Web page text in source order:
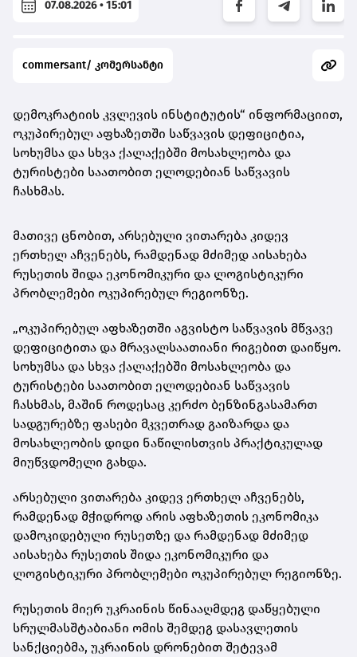
07.08.2026 • 15:01
commersant/ კომერსანტი
დემოკრატიის კვლევის ინსტიტუტის“ ინფორმაციით,
ოკუპირებულ აფხაზეთში საწვავის დეფიციტია,
სოხუმსა და სხვა ქალაქებში მოსახლეობა და
ტურისტები საათობით ელოდებიან საწვავის
ჩასხმას.
მათივე ცნობით, არსებული ვითარება კიდევ
ერთხელ აჩვენებს, რამდენად მძიმედ აისახება
რუსეთის შიდა ეკონომიკური და ლოგისტიკური
პრობლემები ოკუპირებულ რეგიონზე.
„ოკუპირებულ აფხაზეთში აგვისტო საწვავის მწვავე
დეფიციტითა და მრავალსაათიანი რიგებით დაიწყო.
სოხუმსა და სხვა ქალაქებში მოსახლეობა და
ტურისტები საათობით ელოდებიან საწვავის
ჩასხმას, მაშინ როდესაც კერძო ბენზინგასამართ
სადგურებზე ფასები მკვეთრად გაიზარდა და
მოსახლეობის დიდი ნაწილისთვის პრაქტიკულად
მიუწვდომელი გახდა.
არსებული ვითარება კიდევ ერთხელ აჩვენებს,
რამდენად მჭიდროდ არის აფხაზეთის ეკონომიკა
დამოკიდებული რუსეთზე და რამდენად მძიმედ
აისახება რუსეთის შიდა ეკონომიკური და
ლოგისტიკური პრობლემები ოკუპირებულ რეგიონზე.
რუსეთის მიერ უკრაინის წინააღმდეგ დაწყებული
სრულმასშტაბიანი ომის შემდეგ დასავლეთის
სანქციებმა, უკრაინის დრონებით შეტევამ